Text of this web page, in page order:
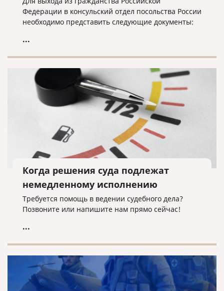
Федерации в консульский отдел посольства России
необходимо представить следующие документы:
...
Когда решения суда подлежат
немедленному исполнению
Требуется помощь в ведении судебного дела?
Позвоните или напишите нам прямо сейчас!
...